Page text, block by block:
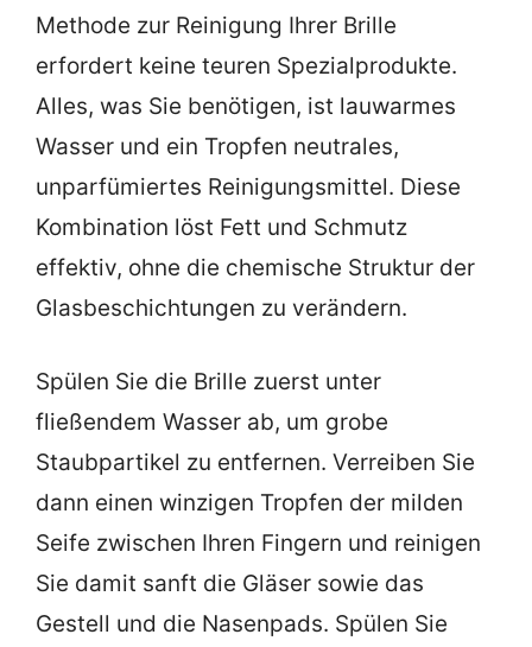
Methode zur Reinigung Ihrer Brille
erfordert keine teuren Spezialprodukte.
Alles, was Sie benötigen, ist lauwarmes
Wasser und ein Tropfen neutrales,
unparfümiertes Reinigungsmittel. Diese
Kombination löst Fett und Schmutz
effektiv, ohne die chemische Struktur der
Glasbeschichtungen zu verändern.
Spülen Sie die Brille zuerst unter
fließendem Wasser ab, um grobe
Staubpartikel zu entfernen. Verreiben Sie
dann einen winzigen Tropfen der milden
Seife zwischen Ihren Fingern und reinigen
Sie damit sanft die Gläser sowie das
Gestell und die Nasenpads. Spülen Sie